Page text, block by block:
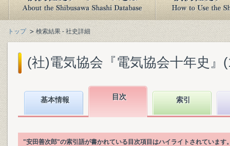
トップ 検索結果 - 社史詳細
(社)電気協会『電気協会十年史』
基本情報 目次 索引
"安田善次郎"の索引語が書かれている目次項目はハイライトされています